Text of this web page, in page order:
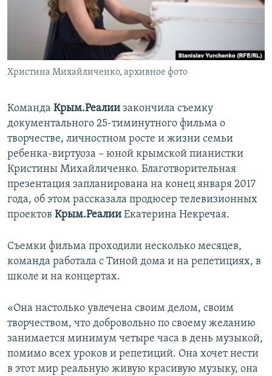
ПОБЕДИТЕЛЕЙ НЕ СУДЯТ?
КРЫМ.НЕПОКОРЕННЫЙ
ELIFBE
УКРАИНСКАЯ ПРОБЛЕМА КРЫМА
ПРИСОЕДИНЯЙТЕСЬ!
Христина Михайличенко, архивное фото
Команда Крым.Реалии закончила съемку
документального 25-тиминутного фильма о
творчестве, личностном росте и жизни семьи
ребенка-виртуоза – юной крымской пианистки
Кристины Михайличенко. Благотворительная
презентация запланирована на конец января 2017
года, об этом рассказала продюсер телевизионных
проектов Крым.Реалии Екатерина Некречая.
Съемки фильма проходили несколько месяцев,
команда работала с Тиной дома и на репетициях, в
школе и на концертах.
«Она настолько увлечена своим делом, своим
творчеством, что добровольно по своему желанию
занимается минимум четыре часа в день музыкой,
помимо всех уроков и репетиций. Она хочет нести
в этот мир реальную живую красивую музыку, она